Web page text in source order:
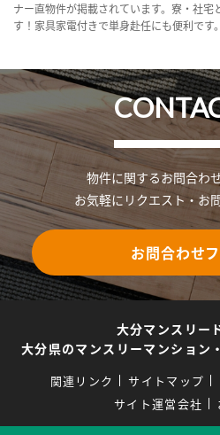
ナー直物件が掲載されています。寮・社宅
す！家具家電付きで単身赴任にも便利です。
物件に関するお問合わ
お気軽にリクエスト・お
お問合わせ
大分マンスリー
大分県のマンスリーマンション
関連リンク サイトマップ
サイト運営会社